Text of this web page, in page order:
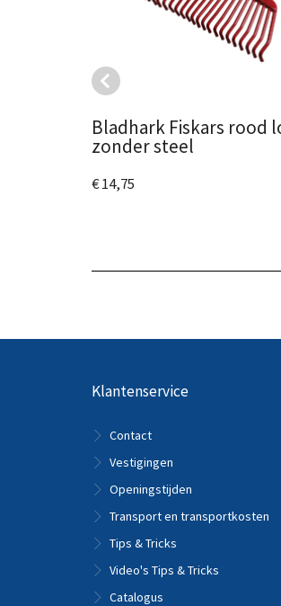
Bladhark Fiskars rood
zonder steel
€ 14,75
Klantenservice
Contact
Vestigingen
Openingstijden
Transport en transportkosten
Tips & Tricks
Video's Tips & Tricks
Catalogus